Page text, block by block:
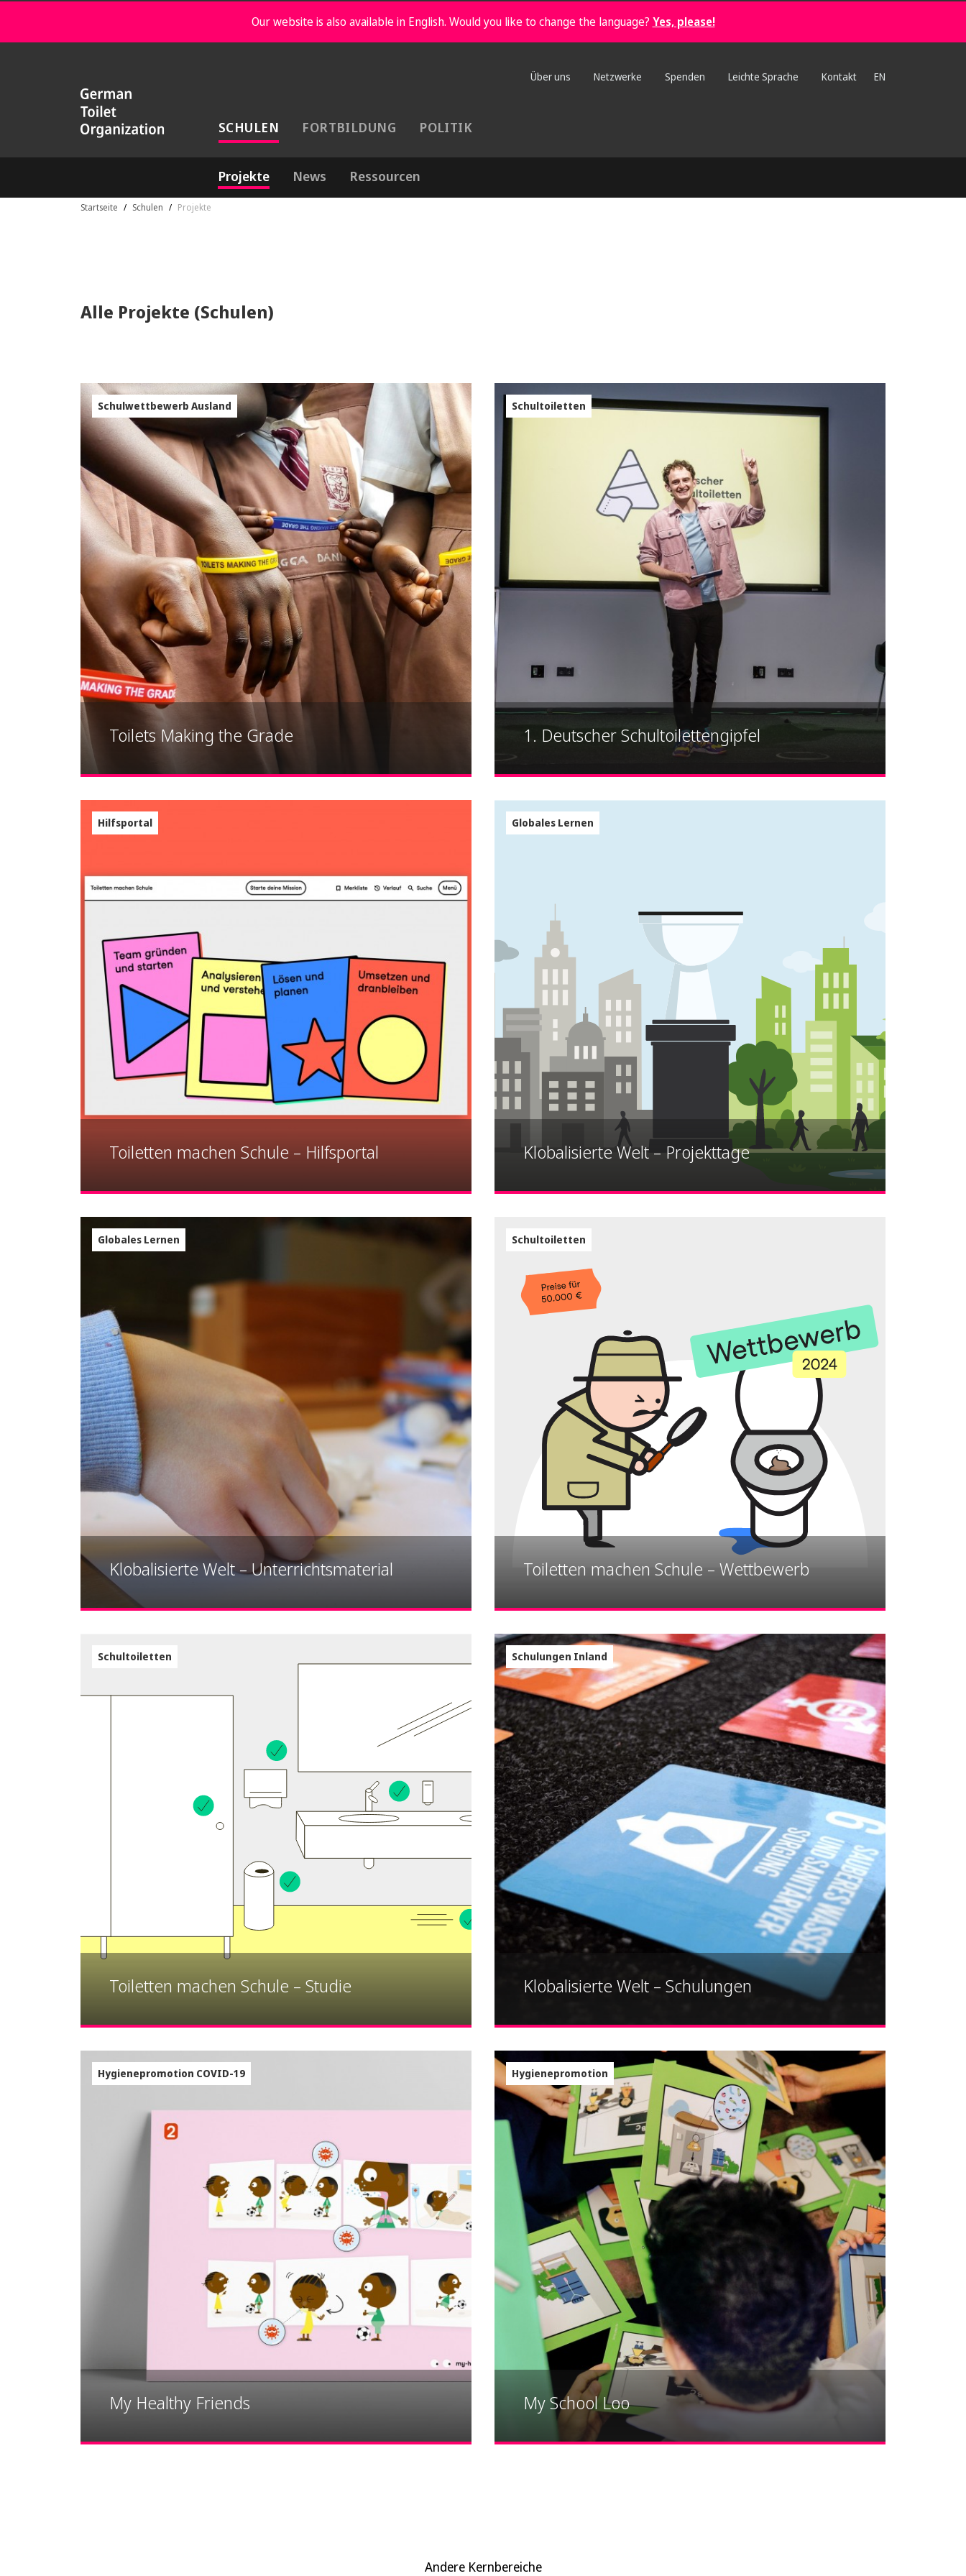
Our website is also available in English. Would you like to change the language? Yes, please!
Über uns Netzwerke Spenden Leichte Sprache Kontakt EN
SCHULEN FORTBILDUNG POLITIK
Projekte News Ressourcen
Startseite Schulen Projekte
Alle Projekte (Schulen)
Schulwettbewerb Ausland
Toilets Making the Grade
Schultoiletten
1. Deutscher Schultoilettengipfel
Hilfsportal
Toiletten machen Schule – Hilfsportal
Globales Lernen
Klobalisierte Welt – Projekttage
Globales Lernen
Klobalisierte Welt – Unterrichtsmaterial
Schultoiletten
Toiletten machen Schule – Wettbewerb
Schultoiletten
Toiletten machen Schule – Studie
Schulungen Inland
Klobalisierte Welt – Schulungen
Hygienepromotion COVID-19
My Healthy Friends
Hygienepromotion
My School Loo
Andere Kernbereiche